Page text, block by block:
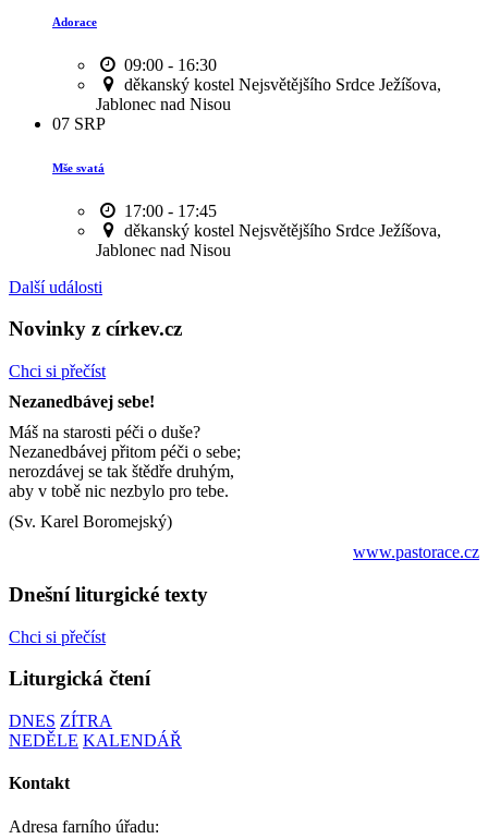
Adorace
09:00 - 16:30
děkanský kostel Nejsvětějšího Srdce Ježíšova,
Jablonec nad Nisou
07 SRP
Mše svatá
17:00 - 17:45
děkanský kostel Nejsvětějšího Srdce Ježíšova,
Jablonec nad Nisou
Další události
Novinky z církev.cz
Chci si přečíst
Nezanedbávej sebe!
Máš na starosti péči o duše?
Nezanedbávej přitom péči o sebe;
nerozdávej se tak štědře druhým,
aby v tobě nic nezbylo pro tebe.
(Sv. Karel Boromejský)
www.pastorace.cz
Dnešní liturgické texty
Chci si přečíst
Liturgická čtení
DNES ZÍTRA
NEDĚLE KALENDÁŘ
Kontakt
Adresa farního úřadu: